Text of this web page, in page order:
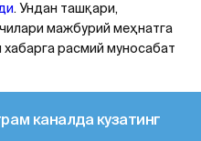
. Ундан ташқари,
мажбурий меҳнатга
хабарга расмий муносабат
каналда кузатинг